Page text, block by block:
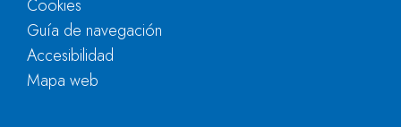
Cookies
Guía de navegación
Accesibilidad
Mapa web